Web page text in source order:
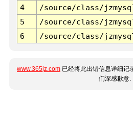
4
/source/class/
5
/source/class/
6
/source/class/
www.365jz.com 已经将此出错信息详细记
们深感歉意.